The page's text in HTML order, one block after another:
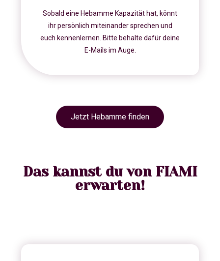
Sobald eine Hebamme Kapazität hat, könnt
ihr persönlich miteinander sprechen und
euch kennenlernen. Bitte behalte dafür deine
E-Mails im Auge.
Jetzt Hebamme finden
Das kannst du von FIAMI
erwarten!